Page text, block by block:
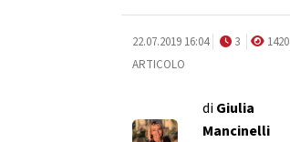
22.07.2019 16:04 3
1420
ARTICOLO
diGiulia
Mancinelli